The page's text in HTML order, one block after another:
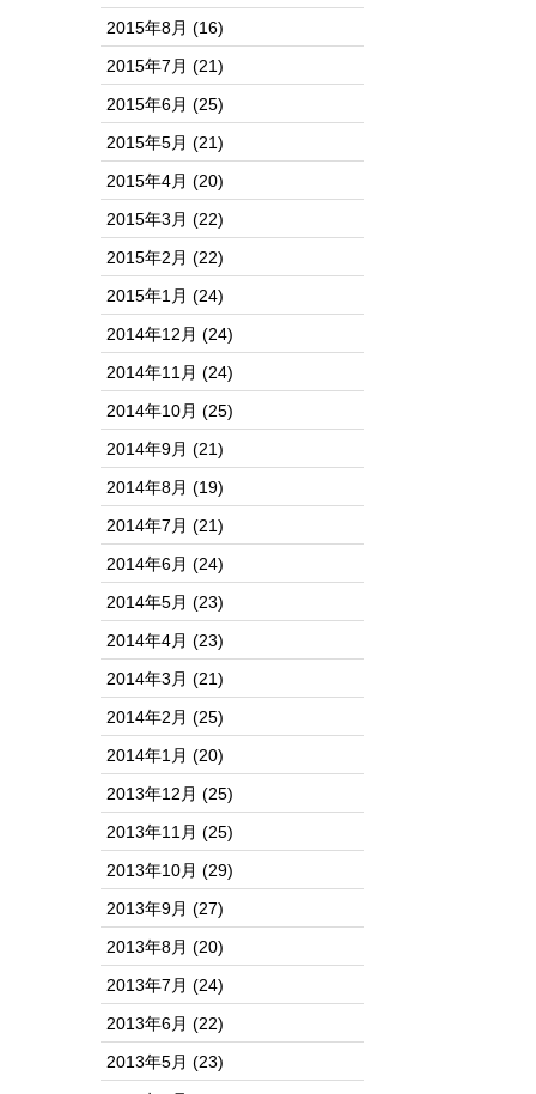
2015年8月 (16)
2015年7月 (21)
2015年6月 (25)
2015年5月 (21)
2015年4月 (20)
2015年3月 (22)
2015年2月 (22)
2015年1月 (24)
2014年12月 (24)
2014年11月 (24)
2014年10月 (25)
2014年9月 (21)
2014年8月 (19)
2014年7月 (21)
2014年6月 (24)
2014年5月 (23)
2014年4月 (23)
2014年3月 (21)
2014年2月 (25)
2014年1月 (20)
2013年12月 (25)
2013年11月 (25)
2013年10月 (29)
2013年9月 (27)
2013年8月 (20)
2013年7月 (24)
2013年6月 (22)
2013年5月 (23)